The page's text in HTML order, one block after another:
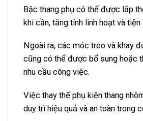
Bậc thang phụ có thể được lắp
khi cần, tăng tính linh hoạt và
Ngoài ra, các móc treo và khay
cũng có thể được bổ sung hoặc
nhu cầu công việc.
Việc thay thế phụ kiện thang
duy trì hiệu quả và an toàn trong